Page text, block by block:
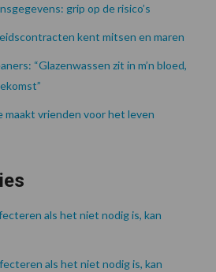
grip op de risico’s
kent mitsen en maren
“Glazenwassen zit in m’n bloed,
vrienden voor het leven
als het niet nodig is, kan
als het niet nodig is, kan